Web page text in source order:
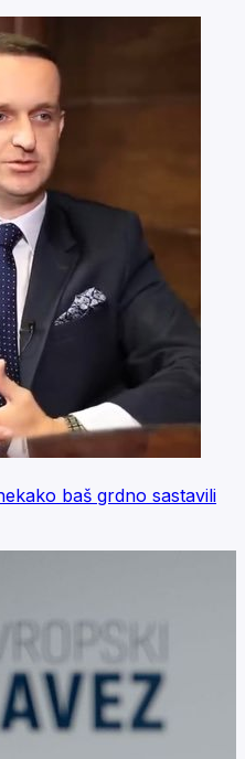
baš grdno sastavili